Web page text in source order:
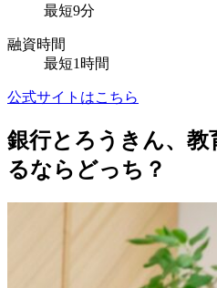
最短9分
融資時間
最短1時間
公式サイトはこちら
銀行とろうきん、教
るならどっち？